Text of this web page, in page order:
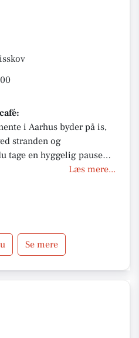
i Aarhus byder på is,
stranden og
tage en hyggelig pause
og afslappet stemning tæt
Læs mere...
Se mere